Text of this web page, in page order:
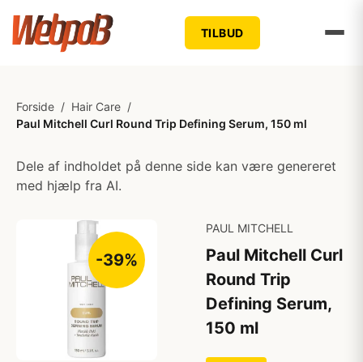
TILBUD
Forside / Hair Care /
Paul Mitchell Curl Round Trip Defining Serum, 150 ml
Dele af indholdet på denne side kan være genereret
med hjælp fra AI.
-39%
PAUL MITCHELL
Paul Mitchell Curl
Round Trip
Defining Serum,
150 ml